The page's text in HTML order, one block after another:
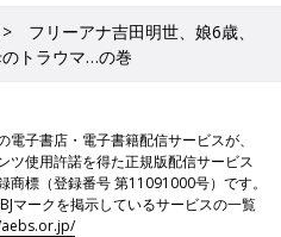
フリーアナ吉田明世、娘6歳、
トラウマ…の巻
電子書店・電子書籍配信サービスが、
ツ使用許諾を得た正規版配信サービス
商標（登録番号 第11091000号）です。
マークを掲示しているサービスの一覧